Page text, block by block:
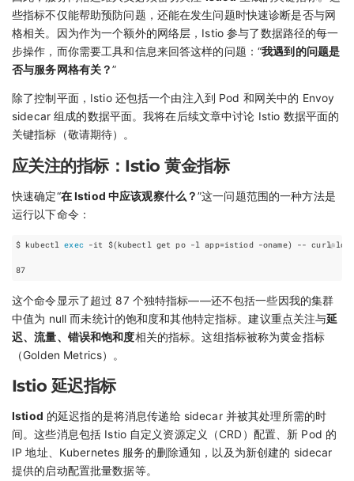
些指标不仅能帮助预防问题，还能在发生问题时快速诊断是否与网
格相关。因为作为一个额外的网络层，Istio 参与了数据路径的每一
步操作，而你需要工具和信息来回答这样的问题：“我遇到的问题是
否与服务网格有关？”
除了控制平面，Istio 还包括一个由注入到 Pod 和网关中的 Envoy
sidecar 组成的数据平面。我将在后续文章中讨论 Istio 数据平面的
关键指标（敬请期待）。
应关注的指标：Istio 黄金指标
快速确定“在 Istiod 中应该观察什么？”这一问题范围的一种方法是
运行以下命令：
$ kubectl exec -it $(kubectl get po -l app=istiod -oname) -- curl
87
这个命令显示了超过 87 个独特指标——还不包括一些因我的集群
中值为 null 而未统计的饱和度和其他特定指标。建议重点关注与延
迟、流量、错误和饱和度相关的指标。这组指标被称为黄金指标
（Golden Metrics）。
Istio 延迟指标
Istiod 的延迟指的是将消息传递给 sidecar 并被其处理所需的时
间。这些消息包括 Istio 自定义资源定义（CRD）配置、新 Pod 的
IP 地址、Kubernetes 服务的删除通知，以及为新创建的 sidecar
提供的启动配置批量数据等。